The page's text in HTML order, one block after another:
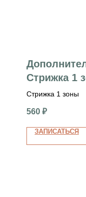
Стрижка 1
Стрижка 1 зоны
560 ₽
ЗАПИСАТЬСЯ